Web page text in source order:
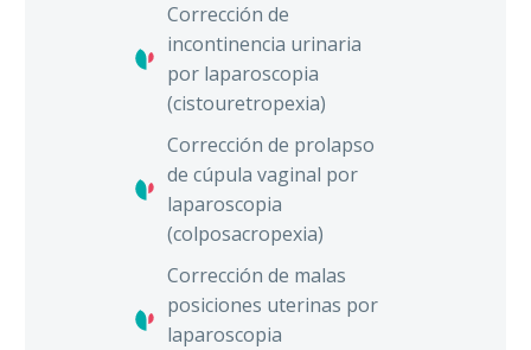
Corrección de
incontinencia urinaria
por laparoscopia
(cistouretropexia)
Corrección de prolapso
de cúpula vaginal por
laparoscopia
(colposacropexia)
Corrección de malas
posiciones uterinas por
laparoscopia